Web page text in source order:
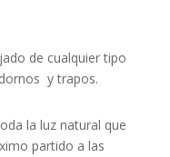
de cualquier tipo
y trapos.
la luz natural que
partido a las